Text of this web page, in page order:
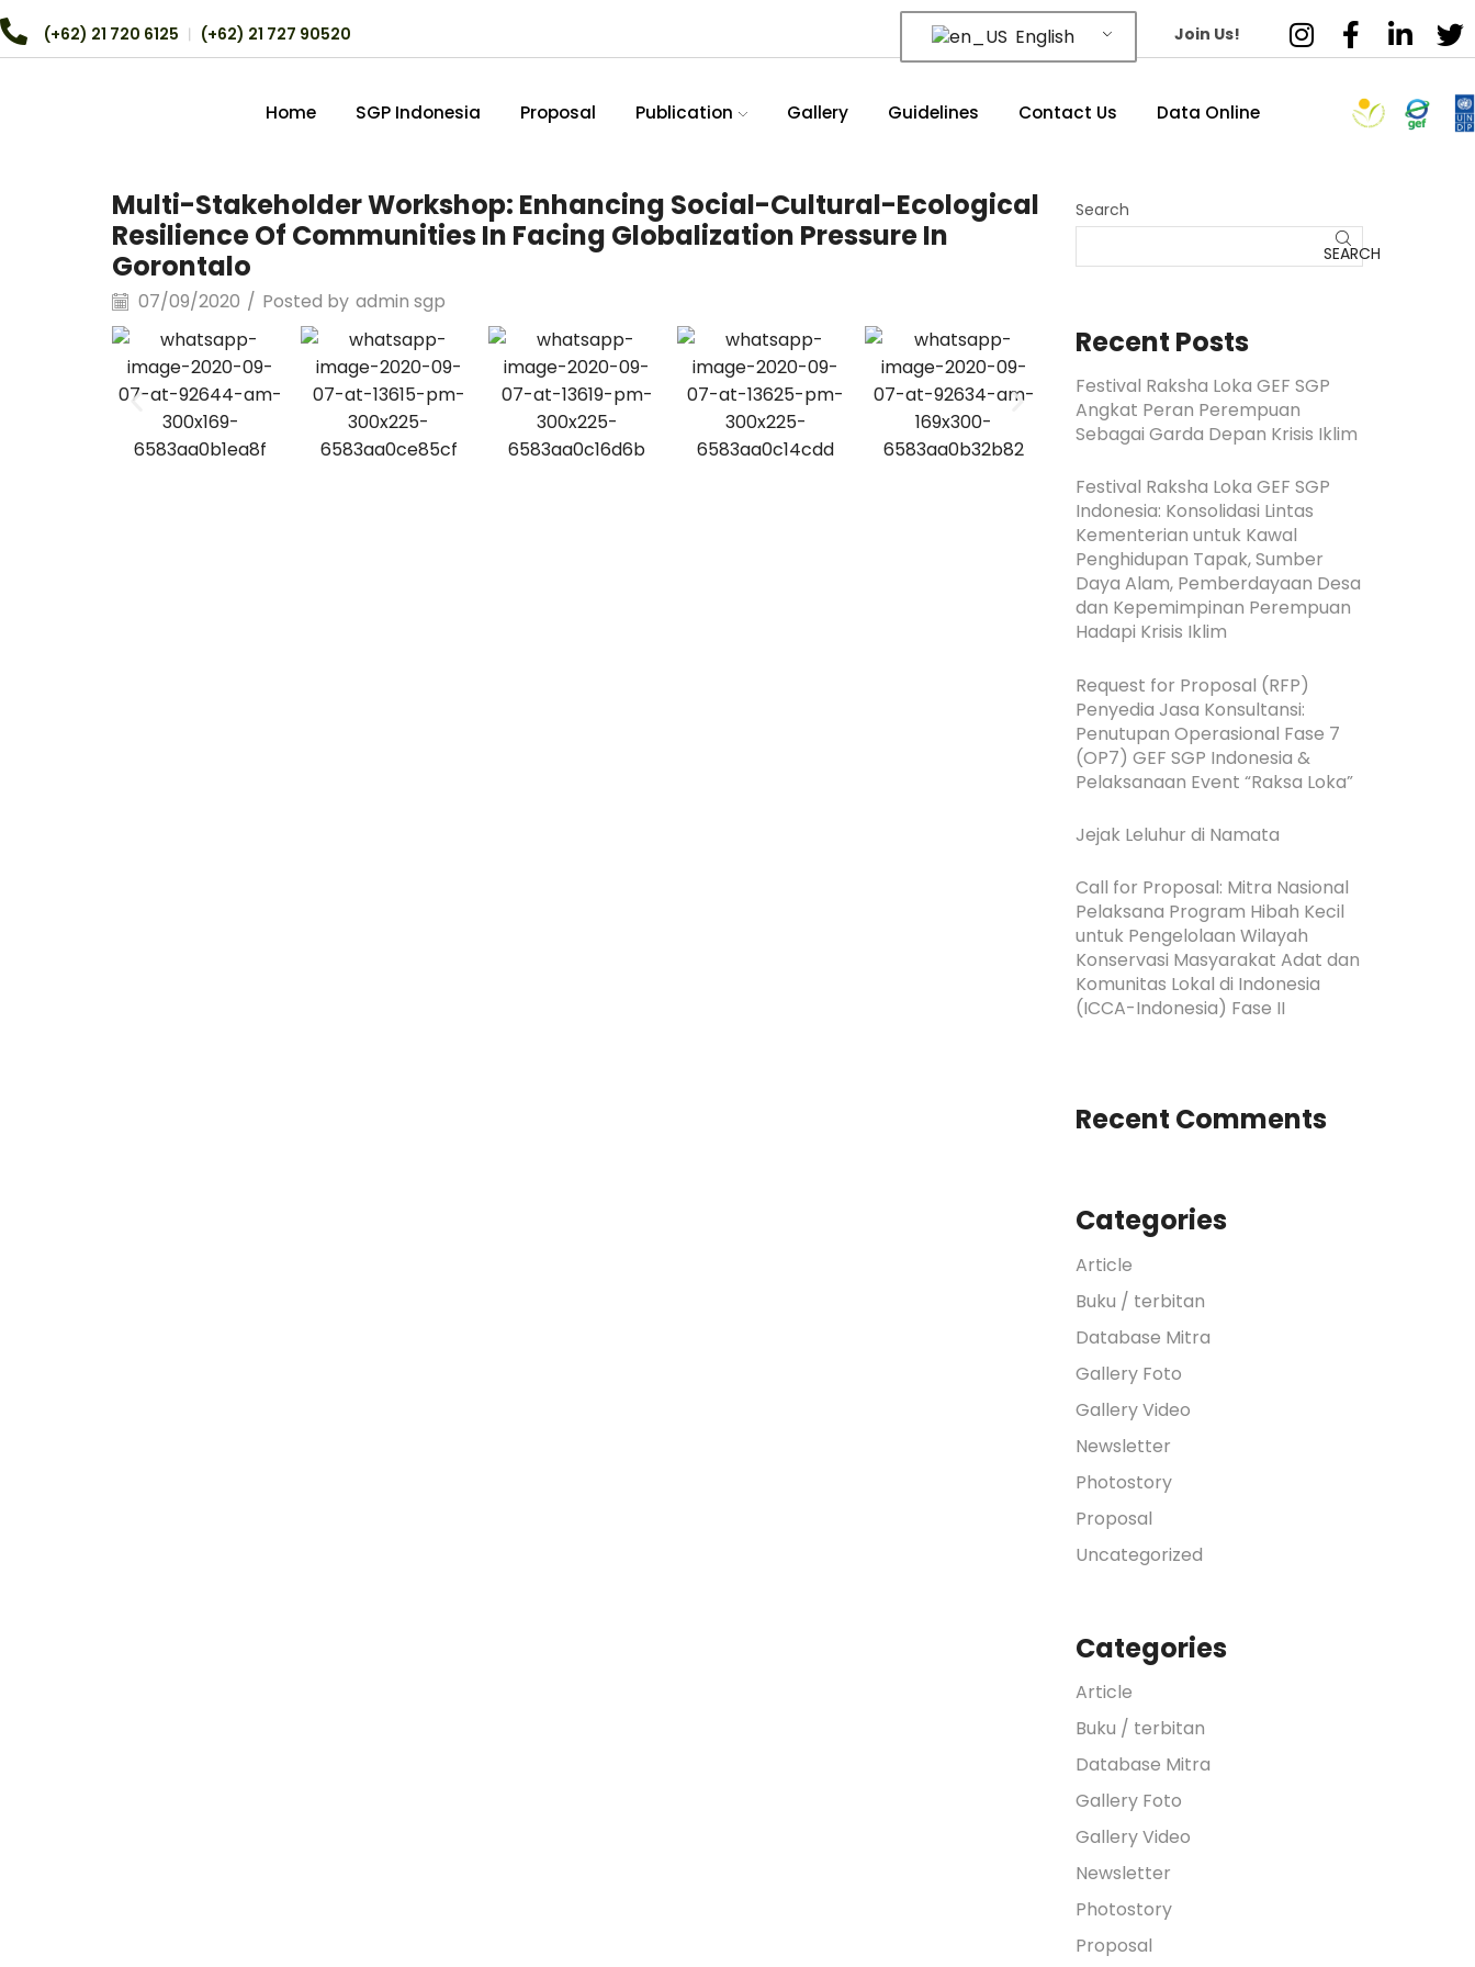
(+62) 21 720 6125 ︱ (+62) 21 727 90520 English Join Us!
Home SGP Indonesia Proposal Publication Gallery Guidelines Contact Us Data Online
Multi-Stakeholder Workshop: Enhancing Social-Cultural-Ecological
Resilience Of Communities In Facing Globalization Pressure In
Gorontalo
07/09/2020 / Posted by admin sgp
Search
SEARCH
Recent Posts
Festival Raksha Loka GEF SGP
Angkat Peran Perempuan
Sebagai Garda Depan Krisis Iklim
Festival Raksha Loka GEF SGP
Indonesia: Konsolidasi Lintas
Kementerian untuk Kawal
Penghidupan Tapak, Sumber
Daya Alam, Pemberdayaan Desa
dan Kepemimpinan Perempuan
Hadapi Krisis Iklim
Request for Proposal (RFP)
Penyedia Jasa Konsultansi:
Penutupan Operasional Fase 7
(OP7) GEF SGP Indonesia &
Pelaksanaan Event “Raksa Loka”
Jejak Leluhur di Namata
Call for Proposal: Mitra Nasional
Pelaksana Program Hibah Kecil
untuk Pengelolaan Wilayah
Konservasi Masyarakat Adat dan
Komunitas Lokal di Indonesia
(ICCA-Indonesia) Fase II
Recent Comments
Categories
Article
Buku / terbitan
Database Mitra
Gallery Foto
Gallery Video
Newsletter
Photostory
Proposal
Uncategorized
Categories
Article
Buku / terbitan
Database Mitra
Gallery Foto
Gallery Video
Newsletter
Photostory
Proposal